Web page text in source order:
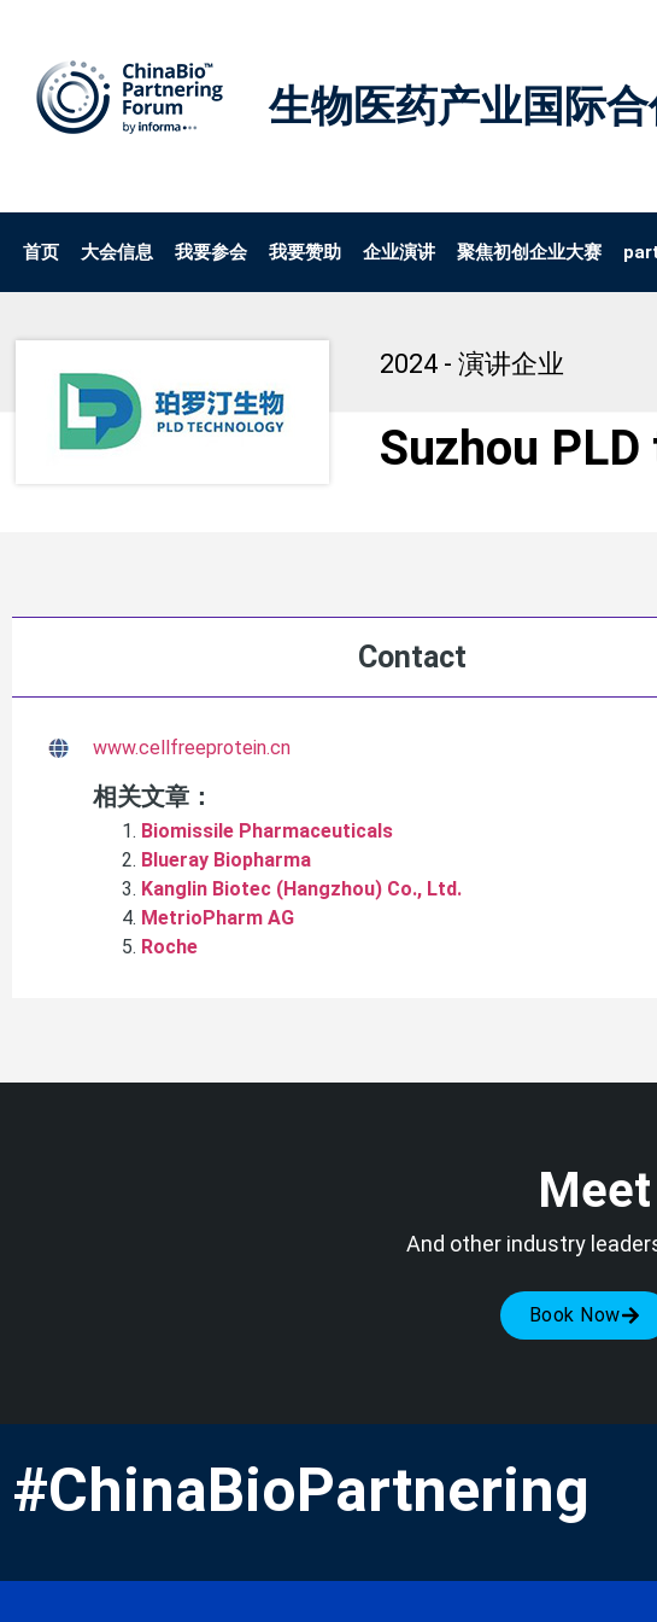
生物医药产业国际
首页 大会信息 我要参会 我要赞助 企业演讲 聚焦初创企业大赛
2024 - 演讲企业
Suzhou
Contact
www.cellfreeprotein.cn
相关文章：
Biomissile Pharmaceuticals
Blueray Biopharma
Kanglin Biotec (Hangzhou) Co., Ltd.
MetrioPharm AG
Roche
And other industry
Book Now
#ChinaBioPartnering